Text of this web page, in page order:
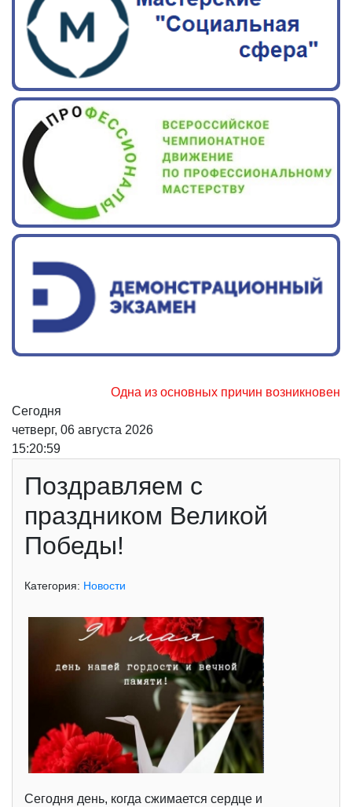
Одна из основных причин
Сегодня
четверг, 06 августа 2026
15:20:59
Поздравляем с
праздником Великой
Победы!
Категория: Новости
Сегодня день, когда сжимается сердце и